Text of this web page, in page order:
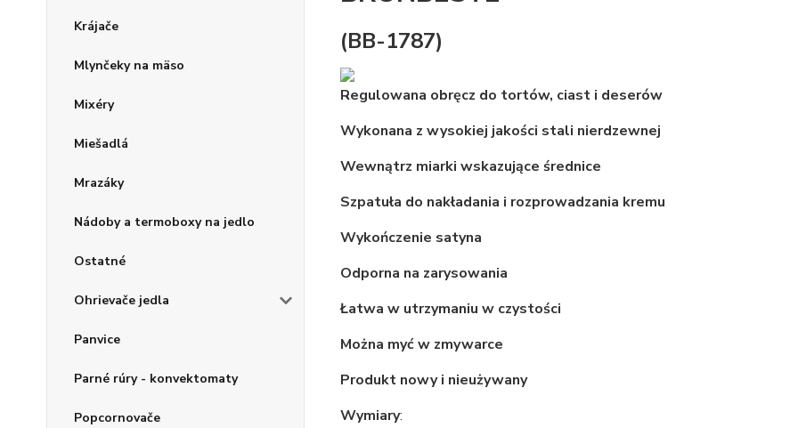
Krájače
Mlynčeky na mäso
Mixéry
Miešadlá
Mrazáky
Nádoby a termoboxy na jedlo
Ostatné
Ohrievače jedla
Panvice
Parné rúry - konvektomaty
Popcornovače
(BB-1787)
Regulowana obręcz do tortów, ciast i deserów
Wykonana z wysokiej jakości stali nierdzewnej
Wewnątrz miarki wskazujące średnice
Szpatuła do nakładania i rozprowadzania kremu
Wykończenie satyna
Odporna na zarysowania
Łatwa w utrzymaniu w czystości
Można myć w zmywarce
Produkt nowy i nieużywany
Wymiary: